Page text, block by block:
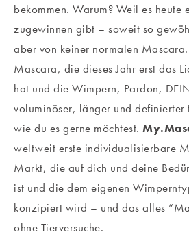
bekommen. Warum? Weil es heute
zugewinnen gibt – soweit so
aber von keiner normalen
Mascara, die dieses Jahr erst das
hat und die Wimpern, Pardon,
voluminöser, länger und definierter
wie du es gerne möchtest.
weltweit erste individualisierbare
Markt, die auf dich und deine
ist und die dem eigenen
konzipiert wird – und das alles
ohne Tierversuche.